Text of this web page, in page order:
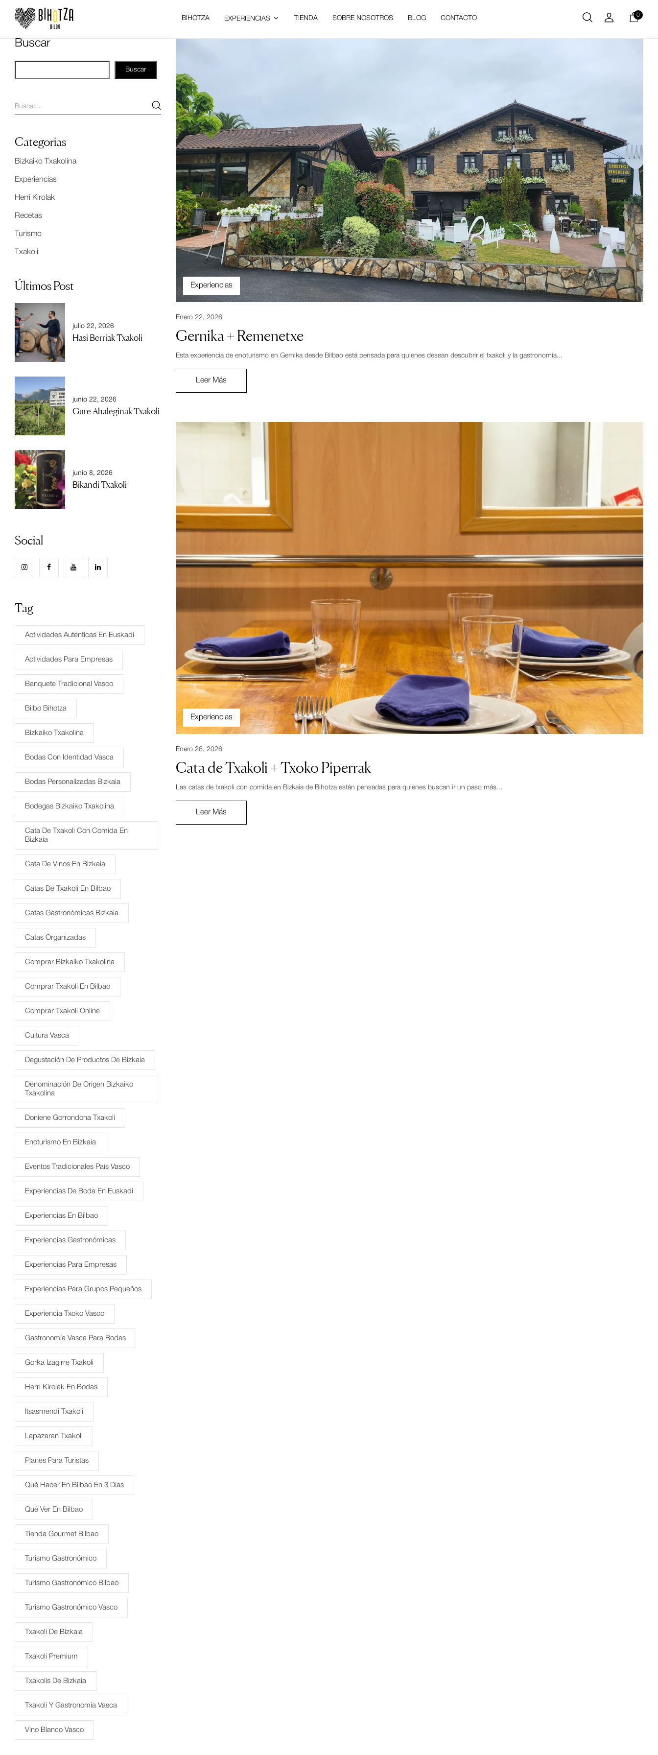
BIHOTZA EXPERIENCIAS TIENDA SOBRE NOSOTROS BLOG CONTACTO
0
Buscar
Buscar
Categorias
Bizkaiko Txakolina
Experiencias
Herri Kirolak
Recetas
Turismo
Txakoli
Últimos Post
julio 22, 2026
Hasi Berriak Txakoli
junio 22, 2026
Gure Ahaleginak Txakoli
junio 8, 2026
Bikandi Txakoli
Social
Tag
Actividades Auténticas En Euskadi
Actividades Para Empresas
Banquete Tradicional Vasco
Bilbo Bihotza
Bizkaiko Txakolina
Bodas Con Identidad Vasca
Bodas Personalizadas Bizkaia
Bodegas Bizkaiko Txakolina
Cata De Txakoli Con Comida En
Bizkaia
Cata De Vinos En Bizkaia
Catas De Txakoli En Bilbao
Catas Gastronómicas Bizkaia
Catas Organizadas
Comprar Bizkaiko Txakolina
Comprar Txakoli En Bilbao
Comprar Txakoli Online
Cultura Vasca
Degustación De Productos De Bizkaia
Denominación De Origen Bizkaiko
Txakolina
Doniene Gorrondona Txakoli
Enoturismo En Bizkaia
Eventos Tradicionales País Vasco
Experiencias De Boda En Euskadi
Experiencias En Bilbao
Experiencias Gastronómicas
Experiencias Para Empresas
Experiencias Para Grupos Pequeños
Experiencia Txoko Vasco
Gastronomía Vasca Para Bodas
Gorka Izagirre Txakoli
Herri Kirolak En Bodas
Itsasmendi Txakoli
Lapazaran Txakoli
Planes Para Turistas
Qué Hacer En Bilbao En 3 Días
Qué Ver En Bilbao
Tienda Gourmet Bilbao
Turismo Gastronómico
Turismo Gastronómico Bilbao
Turismo Gastronómico Vasco
Txakoli De Bizkaia
Txakoli Premium
Txakolis De Bizkaia
Txakoli Y Gastronomía Vasca
Vino Blanco Vasco
Experiencias
Enero 22, 2026
Gernika + Remenetxe
Esta experiencia de enoturismo en Gernika desde Bilbao está pensada para quienes desean descubrir el txakoli y la gastronomía...
Leer Más
Experiencias
Enero 26, 2026
Cata de Txakoli + Txoko Piperrak
Las catas de txakoli con comida en Bizkaia de Bihotza están pensadas para quienes buscan ir un paso más...
Leer Más